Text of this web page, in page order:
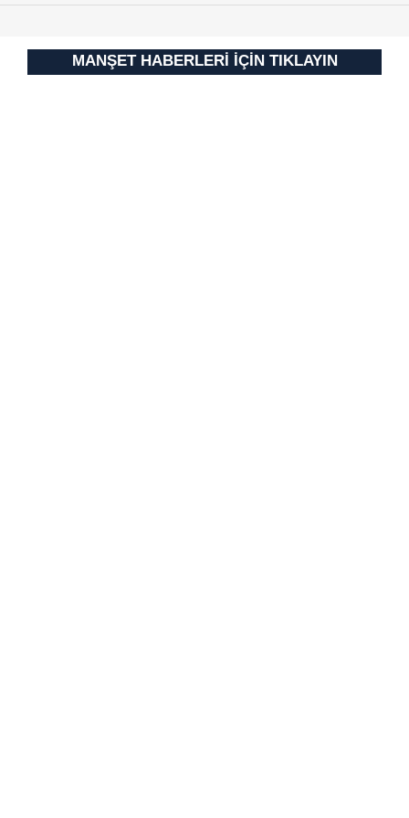
için Ayarlar butonuna tıklayabilir,Çerez Bilgilendirme
6698 sayılı Kişisel Verilerin Korunması Kanunu uyarınca
MANŞET HABERLERİ İÇİN TIKLAYIN